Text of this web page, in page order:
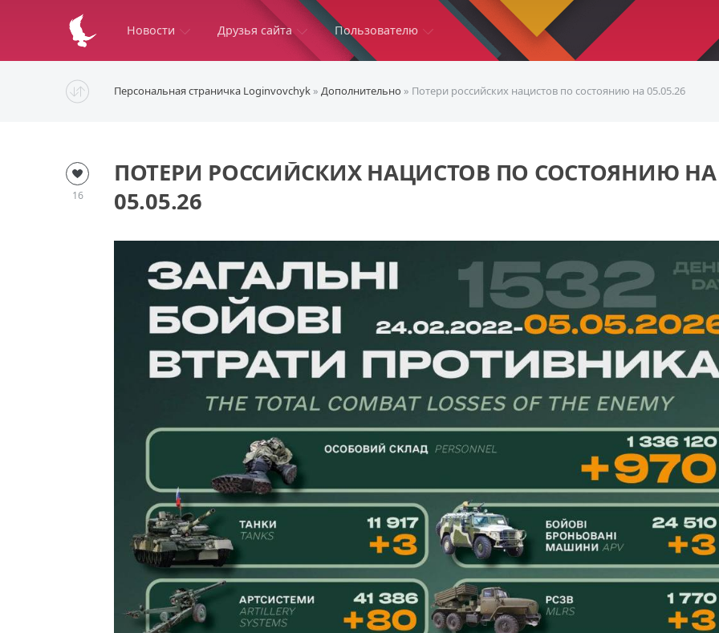
Новости Друзья сайта Пользователю
Персональная страничка Loginvovchyk » Дополнительно » Потери российских нацистов по состоянию на 05.05.26
ПОТЕРИ РОССИЙСКИХ НАЦИСТОВ ПО СОСТОЯНИЮ НА
05.05.26
16